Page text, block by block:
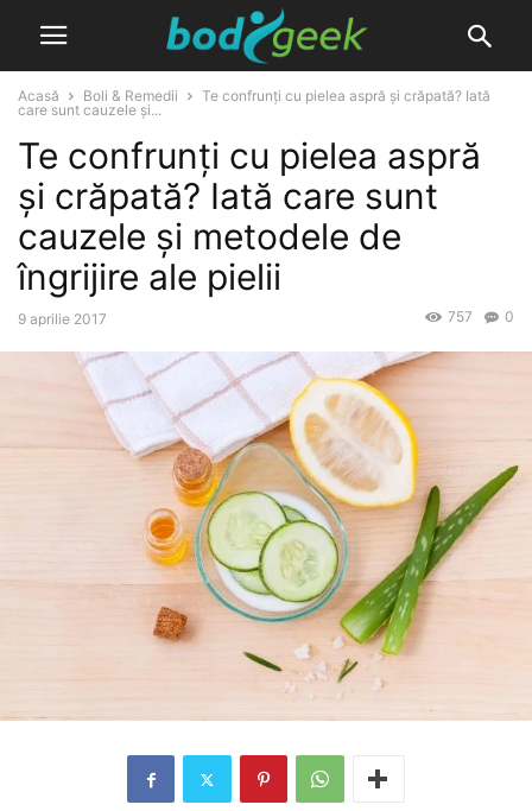
Acasă Boli & Remedii
Te confrunți cu pielea aspră și crăpată? Iată
care sunt cauzele și...
Te confrunți cu pielea aspră
și crăpată? Iată care sunt
cauzele și metodele de
îngrijire ale pielii
9 aprilie 2017 0
757